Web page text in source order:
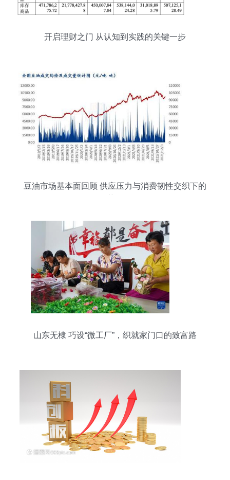
开启理财之门 从认知到实践的关键一步
豆油市场基本面回顾 供应压力与消费韧性交织下的
山东无棣 巧设“微工厂”，织就家门口的致富路